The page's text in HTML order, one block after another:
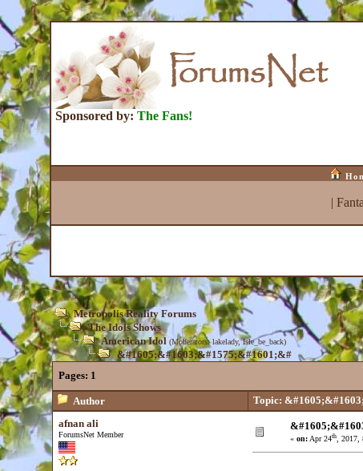
Sponsored by: The Fans!
|
Metropolis Reality Forums
The Idols Shows
American Idol (Moderators:lakelady,Isle_be_back)
&#1605;&#1603;&#1575;&#1601;&#
Pages: 1
Author Topic:
afnan ali
ForumsNet Member « on:Apr 24th, 2017,